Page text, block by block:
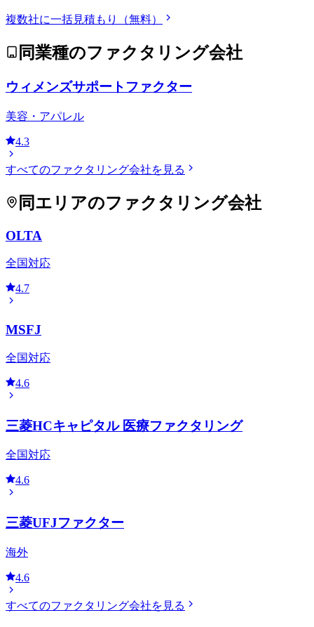
複数社に一括見積もり（無料）
同業種のファクタリング会社
ウィメンズサポートファクター
美容・アパレル
4.3
すべてのファクタリング会社を見る
同エリアのファクタリング会社
OLTA
全国対応
4.7
MSFJ
全国対応
4.6
三菱HCキャピタル 医療ファクタリング
全国対応
4.6
三菱UFJファクター
海外
4.6
すべてのファクタリング会社を見る